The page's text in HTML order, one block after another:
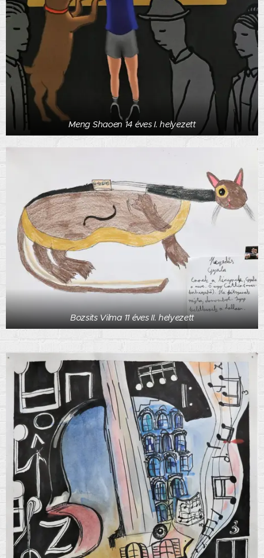
Meng Shaoen 14 éves I. helyezett
Bozsits Vilma 11 éves II. helyezett